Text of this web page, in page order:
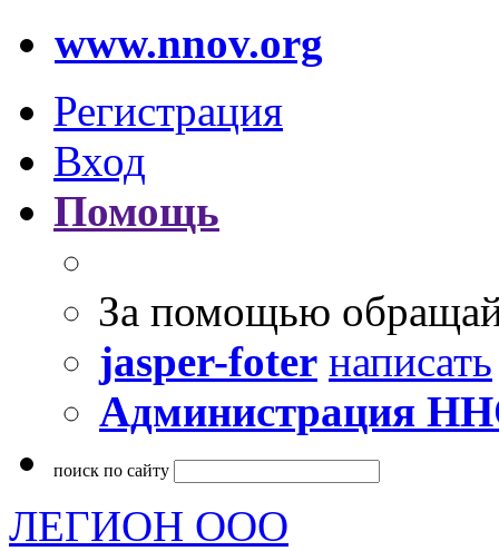
www.nnov.org
Регистрация
Вход
Помощь
За помощью
jasper-foter написать
Администрация
поиск по сайту
ЛЕГИОН ООО